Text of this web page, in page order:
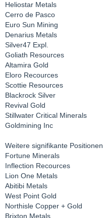
Heliostar Metals
Cerro de Pasco
Euro Sun Mining
Denarius Metals
Silver47 Expl.
Goliath Resources
Altamira Gold
Eloro Recources
Scottie Resources
Blackrock Silver
Revival Gold
Stillwater Critical Minerals
Goldmining Inc
Weitere signifikante Positionen
Fortune Minerals
Inflection Recources
Lion One Metals
Abitibi Metals
West Point Gold
Northisle Copper + Gold
Brixton Metals